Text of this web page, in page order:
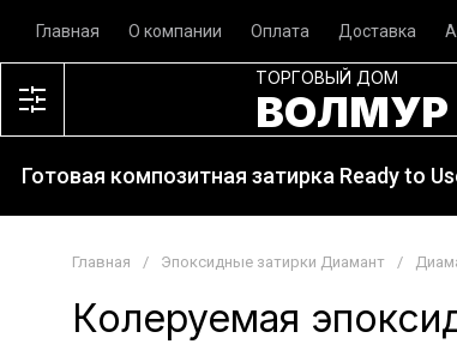
Главная О компании Оплата Доставка
ТОРГОВЫЙ ДОМ
ВОЛМУР
Готовая композитная затирка Ready to
Главная / Эпоксидные затирки Диамант /
Колеруемая